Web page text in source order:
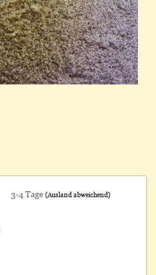
3-4 Tage (Ausland abweichend)